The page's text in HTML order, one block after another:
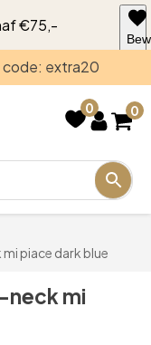
€75,-
code: extra20
0 0
piace dark blue
neck mi
voor